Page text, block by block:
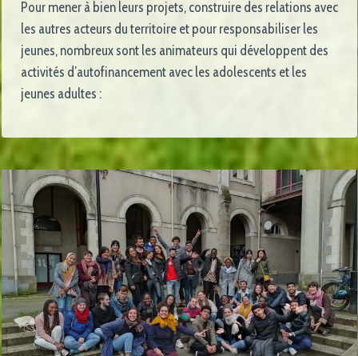
Pour mener à bien leurs projets, construire des relations avec
les autres acteurs du territoire et pour responsabiliser les
jeunes, nombreux sont les animateurs qui développent des
activités d’autofinancement avec les adolescents et les
jeunes adultes :